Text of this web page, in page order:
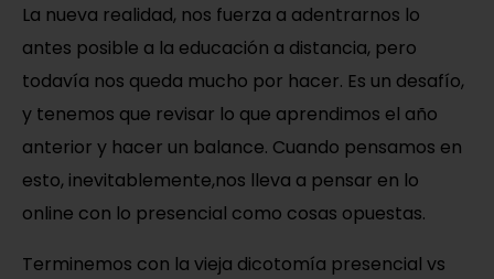
La nueva realidad, nos fuerza a adentrarnos lo
antes posible a la educación a distancia, pero
todavía nos queda mucho por hacer. Es un desafío,
y tenemos que revisar lo que aprendimos el año
anterior y hacer un balance. Cuando pensamos en
esto, inevitablemente,nos lleva a pensar en lo
online con lo presencial como cosas opuestas.
Terminemos con la vieja dicotomía presencial vs